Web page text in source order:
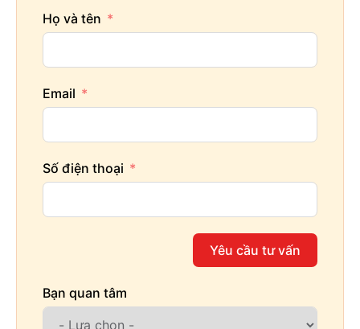
Họ và tên
Email
Số điện thoại
Yêu cầu tư vấn
Bạn quan tâm